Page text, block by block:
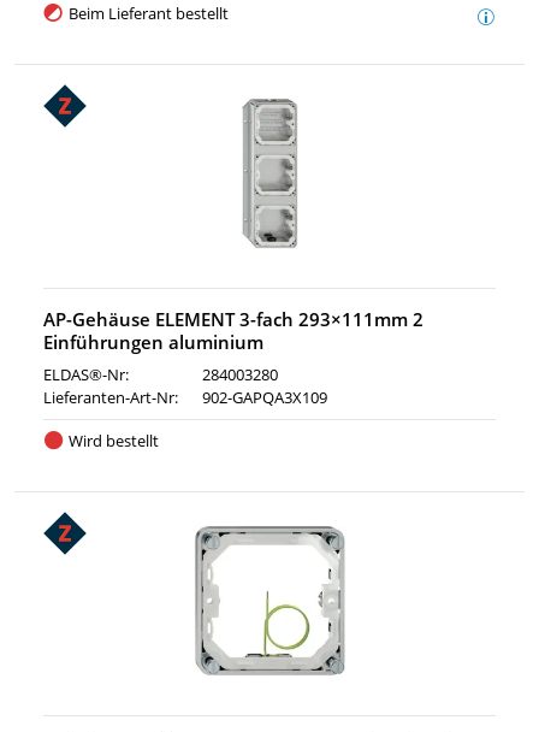
Beim Lieferant bestellt
AP-Gehäuse ELEMENT 3-fach 293×111mm 2
Einführungen aluminium
ELDAS®-Nr:
284003280
Lieferanten-Art-Nr:
902-GAPQA3X109
Wird bestellt